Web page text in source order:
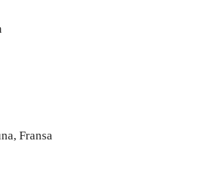
Fransa